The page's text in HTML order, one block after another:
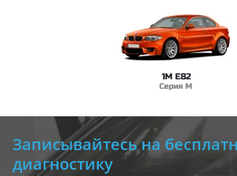
1M E82
Серия M
Записывайтесь на
диагностику